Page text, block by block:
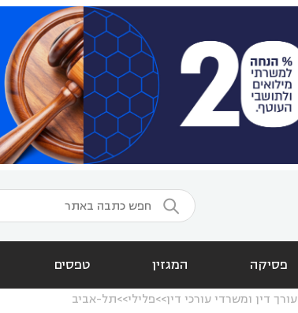

פסיקה המגזין טפסים
עורך דין ומשרדי עורכי דין פלילי תל-אביב